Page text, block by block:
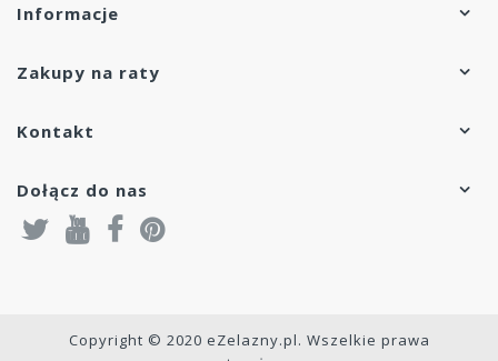
Informacje
Zakupy na raty
Kontakt
Dołącz do nas
Copyright © 2020 eZelazny.pl. Wszelkie prawa